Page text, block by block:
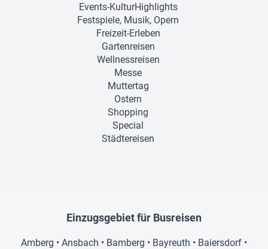
Events-KulturHighlights
Festspiele, Musik, Opern
Freizeit-Erleben
Gartenreisen
Wellnessreisen
Messe
Muttertag
Ostern
Shopping
Special
Städtereisen
Einzugsgebiet für Busreisen
Amberg • Ansbach • Bamberg • Bayreuth • Baiersdorf •